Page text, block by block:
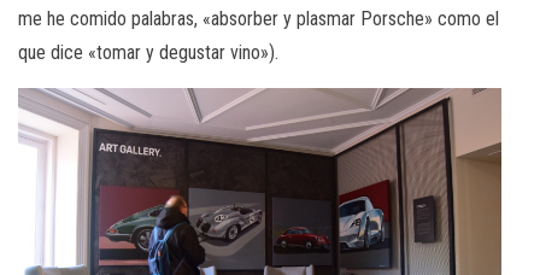
me he comido palabras, «absorber y plasmar Porsche» como el
que dice «tomar y degustar vino»).